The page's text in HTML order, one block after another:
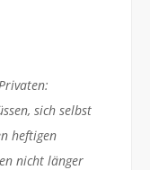
sich selbst
heftigen
nicht länger